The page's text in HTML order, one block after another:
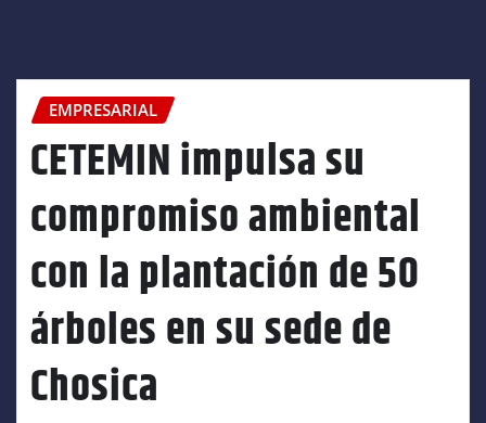
EMPRESARIAL
CETEMIN impulsa su
compromiso ambiental
con la plantación de 50
árboles en su sede de
Chosica